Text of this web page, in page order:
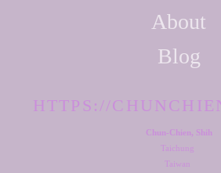
About
Blog
HTTPS://
Chun-Chien, Shih
Taichung
Taiwan